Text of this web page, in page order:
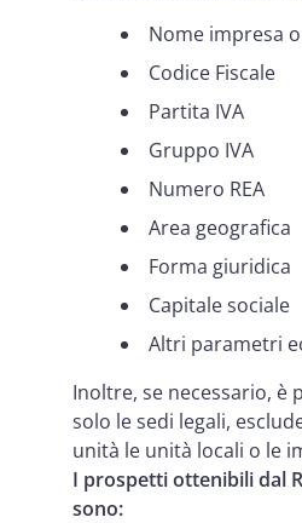
Nome impresa
Codice Fiscale
Partita IVA
Gruppo IVA
Numero REA
Area geografica
Forma giuridica
Capitale sociale
Altri parametri
Inoltre, se necessario, è
solo le sedi legali,
unità le unità locali o le
I prospetti ottenibili dal
sono: